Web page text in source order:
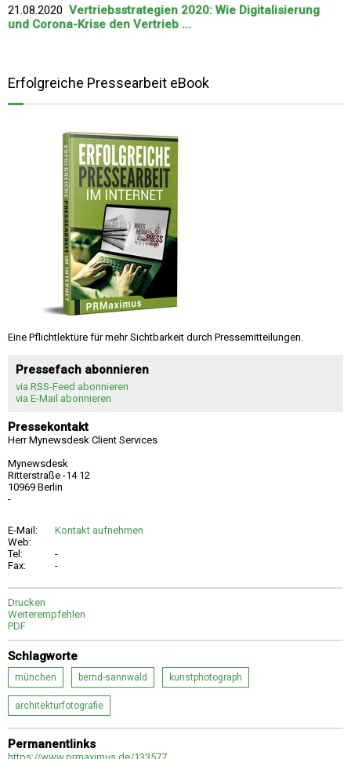
21.08.2020 Vertriebsstrategien 2020: Wie Digitalisierung
und Corona-Krise den Vertrieb ...
Erfolgreiche Pressearbeit eBook
Eine Pflichtlektüre für mehr Sichtbarkeit durch Pressemitteilungen.
Pressefach abonnieren
via RSS-Feed abonnieren
via E-Mail abonnieren
Pressekontakt
Herr Mynewsdesk Client Services
Mynewsdesk
Ritterstraße -14 12
10969 Berlin
-
E-Mail:
Kontakt aufnehmen
Web:
Tel:
-
Fax:
-
Drucken
Weiterempfehlen
PDF
Schlagworte
münchen bernd-sannwald kunstphotograph
architekturfotografie
Permanentlinks